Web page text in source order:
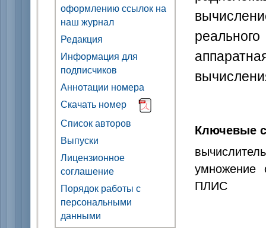
оформлению ссылок на
наш журнал
Редакция
Информация для
подписчиков
Аннотации номера
Скачать номер
Список авторов
Выпуски
Лицензионное
соглашение
Порядок работы с
персональными
данными
Ключевые
умножение
ПЛИС